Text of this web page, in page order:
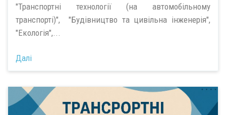
"Транспортні технології (на автомобільному
транспорті)", "Будівництво та цивільна інженерія",
"Екологія",...
Далі